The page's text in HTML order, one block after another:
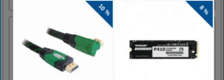
Zombie Killer Truck Driving
On Halloween Night, you drive a monster
truck to find the way go home, on the road
have a lot of zombies, drive monster truck to
zombies, collect the money on the road to